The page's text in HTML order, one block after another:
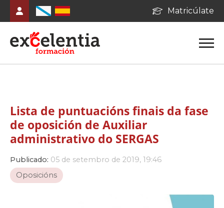
Matricúlate
Lista de puntuacións finais da fase
de oposición de Auxiliar
administrativo do SERGAS
Publicado: 05 de setembro de 2019, 19:46
Oposicións